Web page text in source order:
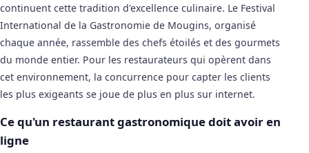
continuent cette tradition d'excellence culinaire. Le Festival
International de la Gastronomie de Mougins, organisé
chaque année, rassemble des chefs étoilés et des gourmets
du monde entier. Pour les restaurateurs qui opèrent dans
cet environnement, la concurrence pour capter les clients
les plus exigeants se joue de plus en plus sur internet.
Ce qu'un restaurant gastronomique doit avoir en
ligne